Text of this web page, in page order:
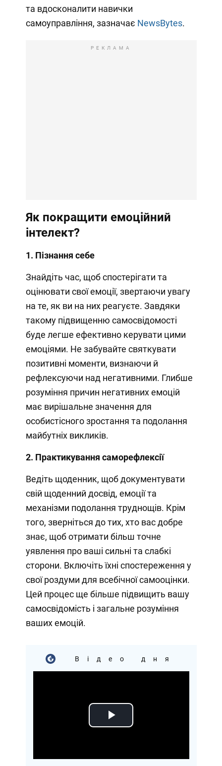
та вдосконалити навички
самоуправління, зазначає NewsBytes.
РЕКЛАМА
Як покращити емоційний
інтелект?
1. Пізнання себе
Знайдіть час, щоб спостерігати та
оцінювати свої емоції, звертаючи увагу
на те, як ви на них реагуєте. Завдяки
такому підвищенню самосвідомості
буде легше ефективно керувати цими
емоціями. Не забувайте святкувати
позитивні моменти, визнаючи й
рефлексуючи над негативними. Глибше
розуміння причин негативних емоцій
має вирішальне значення для
особистісного зростання та подолання
майбутніх викликів.
2. Практикування саморефлексії
Ведіть щоденник, щоб документувати
свій щоденний досвід, емоції та
механізми подолання труднощів. Крім
того, зверніться до тих, хто вас добре
знає, щоб отримати більш точне
уявлення про ваші сильні та слабкі
сторони. Включіть їхні спостереження у
свої роздуми для всебічної самооцінки.
Цей процес ще більше підвищить вашу
самосвідомість і загальне розуміння
ваших емоцій.
Відео дня
Play